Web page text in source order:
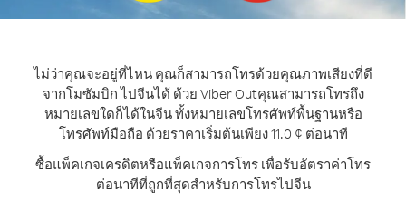
ไม่ว่าคุณจะอยู่ที่ไหน คุณก็สามารถโทรด้วยคุณภาพเสียงที่ดี
จากโมซัมบิก ไปจีนได้ ด้วย Viber Outคุณสามารถโทรถึง
หมายเลขใดก็ได้ในจีน ทั้งหมายเลขโทรศัพท์พื้นฐานหรือ
โทรศัพท์มือถือ ด้วยราคาเริ่มต้นเพียง 11.0 ¢ ต่อนาที
ซื้อแพ็คเกจเครดิตหรือแพ็คเกจการโทร เพื่อรับอัตราค่าโทร
ต่อนาทีที่ถูกที่สุดสำหรับการโทรไปจีน